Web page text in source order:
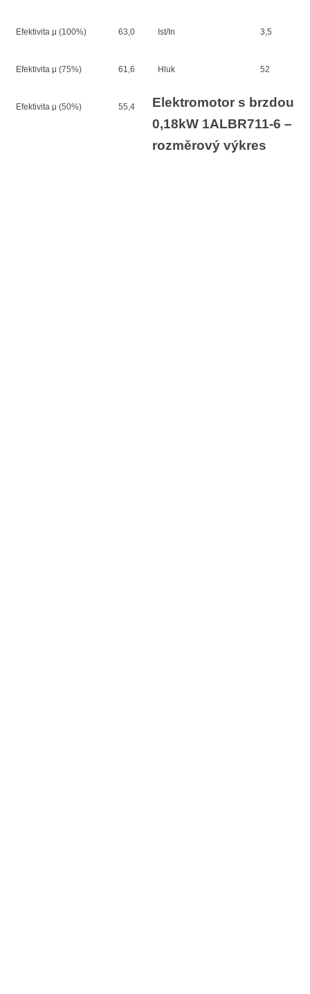
Efektivita μ (100%) 63,0
Efektivita μ (75%) 61,6
Efektivita μ (50%) 55,4
Ist/In 3,5
Hluk 52
Elektromotor s brzdou
0,18kW 1ALBR711-6 –
rozměrový výkres